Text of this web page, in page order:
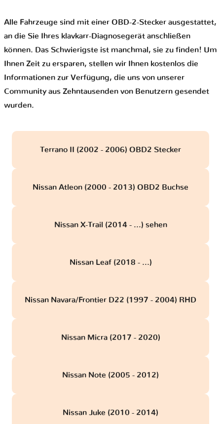
Alle Fahrzeuge sind mit einer OBD-2-Stecker ausgestattet,
an die Sie Ihres klavkarr-Diagnosegerät anschließen
können. Das Schwierigste ist manchmal, sie zu finden! Um
Ihnen Zeit zu ersparen, stellen wir Ihnen kostenlos die
Informationen zur Verfügung, die uns von unserer
Community aus Zehntausenden von Benutzern gesendet
wurden.
Terrano II (2002 - 2006) OBD2 Stecker
Nissan Atleon (2000 - 2013) OBD2 Buchse
Nissan X-Trail (2014 - ...) sehen
Nissan Leaf (2018 - ...)
Nissan Navara/Frontier D22 (1997 - 2004) RHD
Nissan Micra (2017 - 2020)
Nissan Note (2005 - 2012)
Nissan Juke (2010 - 2014)